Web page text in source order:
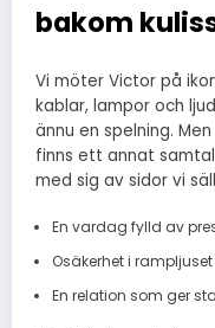
bakom
Vi möter Victor på
kablar, lampor och
ännu en spelning.
finns ett annat
med sig av sidor vi
En vardag fylld av
Osäkerhet i rampljuset
En relation som ger